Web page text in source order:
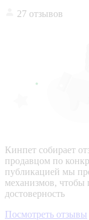
27 отзывов
Кинпет собирает
продавцом по
публикацией мы
механизмов, чтобы
достоверность
Посмотреть отзывы